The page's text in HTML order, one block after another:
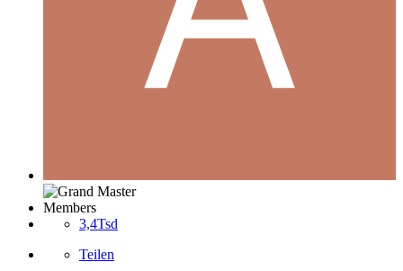
Members
3,4Tsd
Teilen